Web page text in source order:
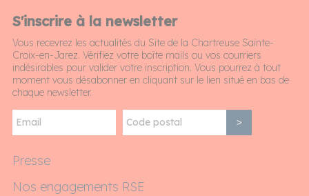
S'inscrire à la newsletter
Vous recevrez les actualités du Site de la Chartreuse Sainte-
Croix-en-Jarez. Vérifiez votre boîte mails ou vos courriers
indésirables pour valider votre inscription. Vous pourrez à tout
moment vous désabonner en cliquant sur le lien situé en bas de
chaque newsletter.
>
Presse
Nos engagements RSE